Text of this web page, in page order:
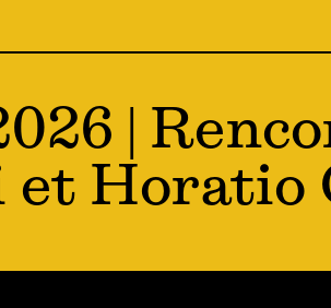
|
et Horatio